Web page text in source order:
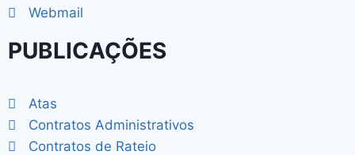
Webmail
PUBLICAÇÕES
Atas
Contratos Administrativos
Contratos de Rateio